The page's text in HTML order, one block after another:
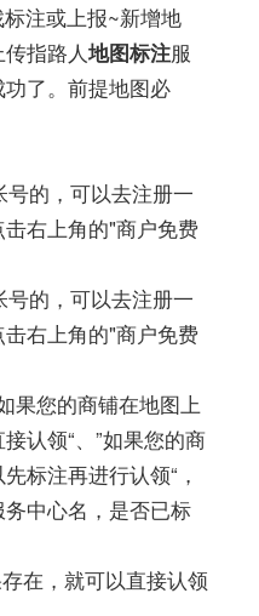
注或上报~新增地
指路人地图标注服
了。前提地图必
的，可以去注册一
右上角的"商户免费
的，可以去注册一
右上角的"商户免费
果您的商铺在地图上
认领“、”如果您的商
标注再进行认领“，
务中心名，是否已标
在，就可以直接认领